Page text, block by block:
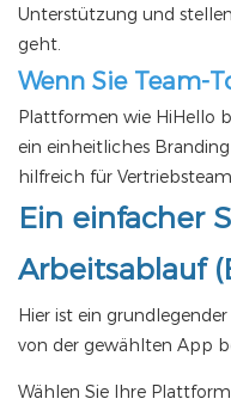
Unterstützung und
geht.
Wenn Sie Team-
Plattformen wie HiHello
ein einheitliches
hilfreich für
Ein einfacher
Arbeitsablauf
Hier ist ein
von der gewählten App
Wählen Sie Ihre